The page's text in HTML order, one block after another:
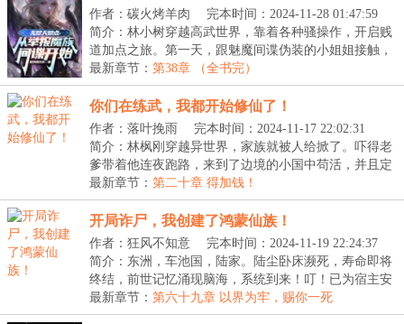
作者：碳火烤羊肉
完本时间：2024-11-28 01:47:59
简介：林小树穿越高武世界，靠着各种骚操作，开启贱
道加点之旅。第一天，跟魅魔间谍伪装的小姐姐接触，
反...
最新章节： 第38章 （全书完）
你们在练武，我都开始修仙了！
作者：落叶挽雨
完本时间：2024-11-17 22:02:31
简介：林枫刚穿越异世界，家族就被人给掀了。吓得老
爹带着他连夜跑路，来到了边境的小国中苟活，并且定
下...
最新章节： 第二十章 得加钱！
开局诈尸，我创建了鸿蒙仙族！
作者：狂风不知意
完本时间：2024-11-19 22:24:37
简介：东洲，车池国，陆家。陆尘卧床濒死，寿命即将
终结，前世记忆涌现脑海，系统到来！叮！已为宿主安
装...
最新章节： 第六十九章 以界为牢，赐你一死